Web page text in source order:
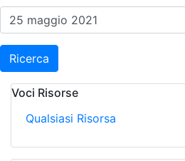
Ricerca
Voci Risorse
Qualsiasi Risorsa